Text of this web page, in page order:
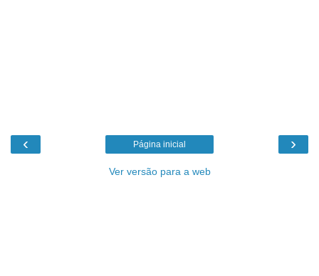
‹ ›
Página inicial
Ver versão para a web